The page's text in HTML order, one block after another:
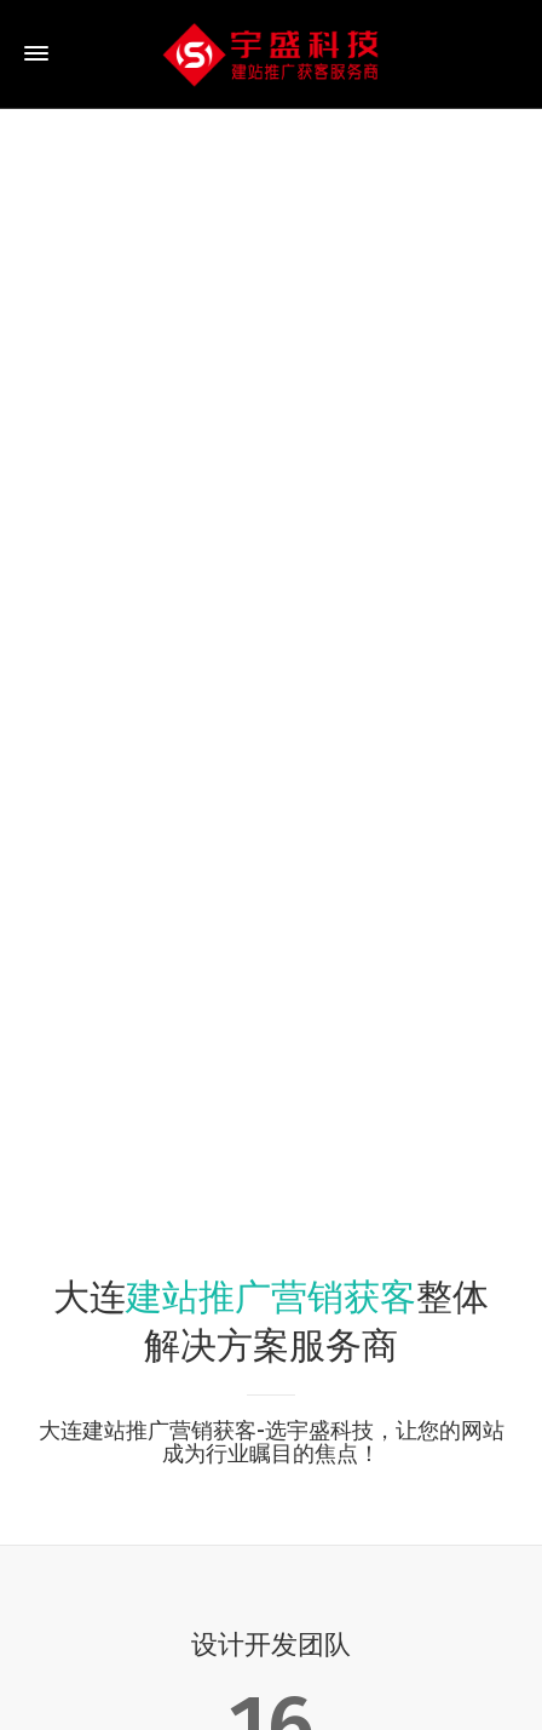
大连建站推广营销获客整体
解决方案服务商
大连建站推广营销获客-选宇盛科技，让您的网站
成为行业瞩目的焦点！
设计开发团队